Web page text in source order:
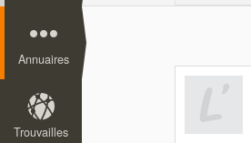
Annuaires
Trouvailles